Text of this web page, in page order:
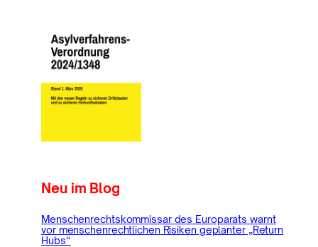
Neu im Blog
Menschenrechtskommissar des Europarats warnt
vor menschenrechtlichen Risiken geplanter „Return
Hubs“